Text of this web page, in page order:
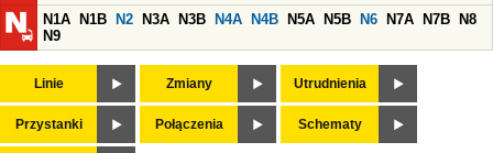
N1A
N1B N2 N3A N3B N4A N4B N5A N5B N6 N7A N7B
N8
N9
Linie Zmiany Utrudnienia
Przystanki Połączenia Schematy